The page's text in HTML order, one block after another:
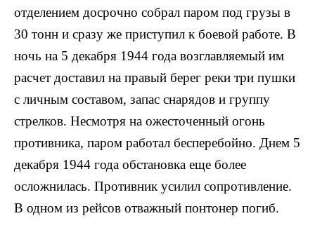
отделением досрочно собрал паром под грузы в
30 тонн и сразу же приступил к боевой работе. В
ночь на 5 декабря 1944 года возглавляемый им
расчет доста­вил на правый берег реки три пушки
с личным составом, запас снарядов и группу
стрелков. Несмотря на ожесточенный огонь
противника, паром работал бесперебойно. Днем 5
декабря 1944 го­да обстановка еще более
осложнилась. Противник усилил сопротивление.
В одном из рейсов отважный понтонер погиб.